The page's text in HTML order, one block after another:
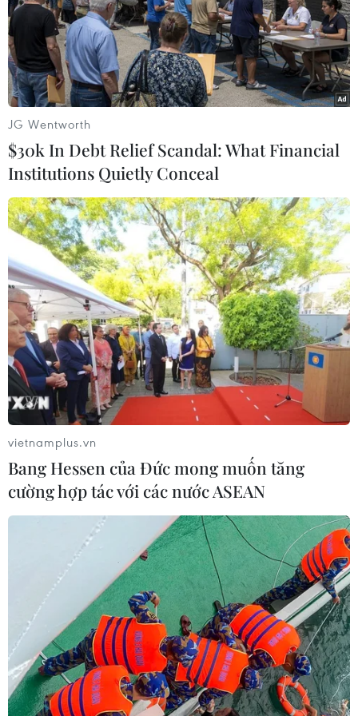
Việc lập cái gọi là "thành phố Tam Sa" trái
với luật pháp quốc tế
20/04/2020 10:13
Theo Giáo sư Carl Thayer, việc Trung Quốc thành lập
cái gọi là "thành phố Tam Sa" là hành động mang tính
khiêu khích, trái với luật pháp quốc tế.
Chuyên gia Nga: Hành động của Trung
Quốc làm gia tăng căng thẳng
21/04/2020 10:06
JG Wentworth
$30k In Debt Relief Scandal: What Financial
Institutions Quietly Conceal
vietnamplus.vn
Bang Hessen của Đức mong muốn tăng
cường hợp tác với các nước ASEAN